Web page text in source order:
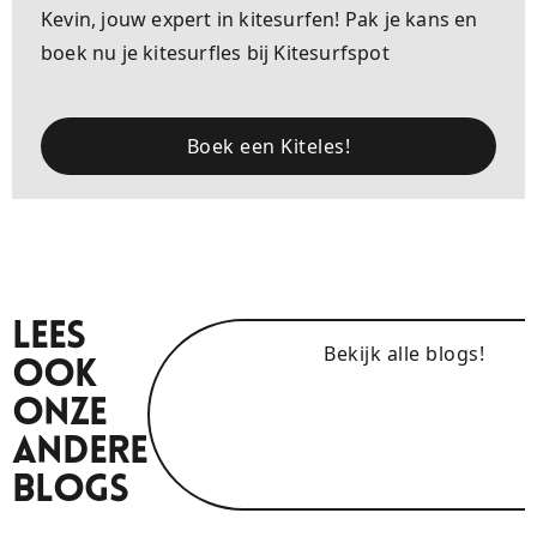
Kevin, jouw expert in kitesurfen! Pak je kans en
boek nu je kitesurfles bij Kitesurfspot
Boek een Kiteles!
Lees
Ook
Onze
Andere
Blogs
Bekijk alle blogs!